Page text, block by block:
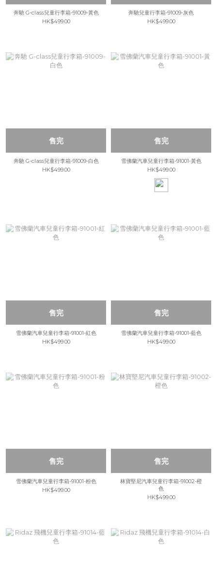
奔馳 G-class兒童行李箱-91009-黃色
HK$499.00
奔馳兒童行李箱-91009-灰色
HK$499.00
售完
奔馳 G-class兒童行李箱-91009-白色
HK$499.00
售完
雪佛蘭汽車兒童行李箱-91001-黃色
HK$499.00
售完
雪佛蘭汽車兒童行李箱-91001-紅色
HK$499.00
售完
雪佛蘭汽車兒童行李箱-91001-藍色
HK$499.00
售完
雪佛蘭汽車兒童行李箱-91001-粉色
HK$499.00
售完
林寶堅尼汽車兒童行李箱-91002-橙
色
HK$499.00